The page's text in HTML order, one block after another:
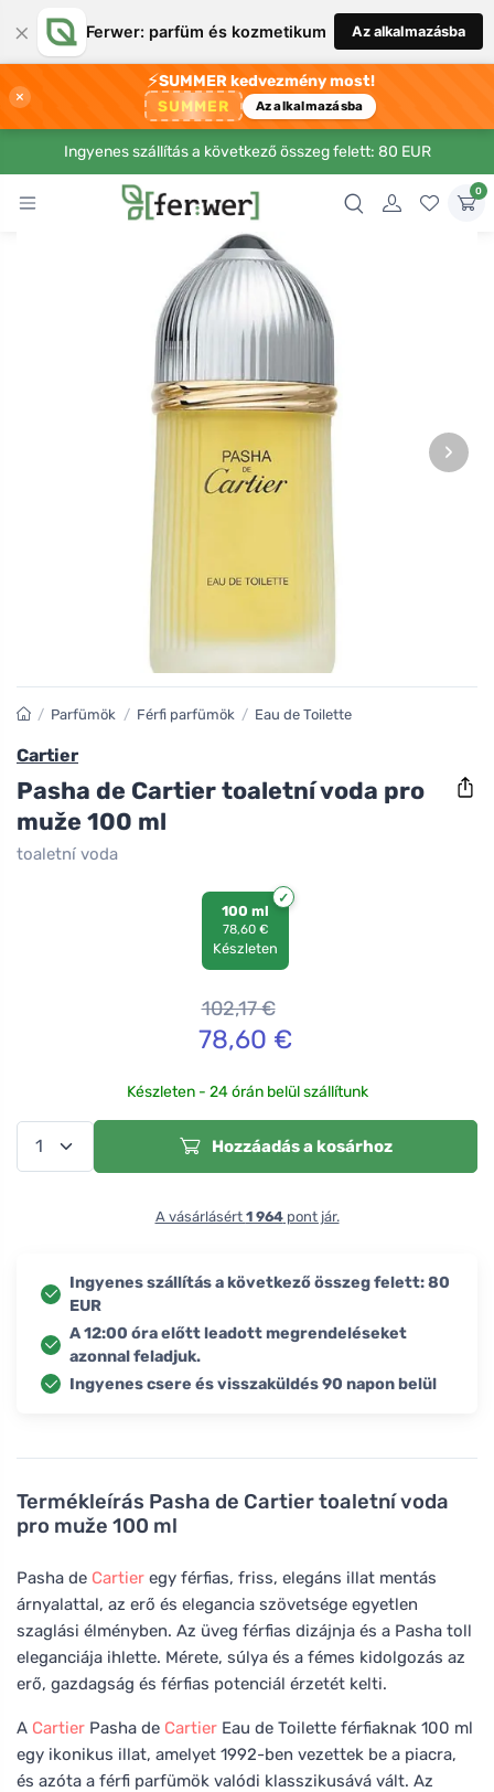
× Ferwer: parfüm és kozmetikum Az alkalmazásba
×
⚡SUMMER kedvezmény most!
SUMMER Az alkalmazásba
Ingyenes szállítás a következő összeg felett: 80 EUR
0
›
Termékleírás Pasha de Cartier toaletní voda
pro muže 100 ml
Pasha de Cartier egy férfias, friss, elegáns illat mentás
árnyalattal, az erő és elegancia szövetsége egyetlen
szaglási élményben. Az üveg férfias dizájnja és a Pasha toll
eleganciája ihlette. Mérete, súlya és a fémes kidolgozás az
erő, gazdagság és férfias potenciál érzetét kelti.
A Cartier Pasha de Cartier Eau de Toilette férfiaknak 100 ml
egy ikonikus illat, amelyet 1992-ben vezettek be a piacra,
és azóta a férfi parfümök valódi klasszikusává vált. Az
/ Parfümök / Férfi parfümök / Eau de Toilette
Cartier
Pasha de Cartier toaletní voda pro
muže 100 ml
toaletní voda
100 ml
78,60 €
Készleten
102,17€
78,60 €
Készleten - 24 órán belül szállítunk
Hozzáadás a kosárhoz
A vásárlásért 1 964pont jár.
Ingyenes szállítás a következő összeg felett: 80
EUR
A 12:00 óra előtt leadott megrendeléseket
azonnal feladjuk.
Ingyenes csere és visszaküldés 90 napon belül